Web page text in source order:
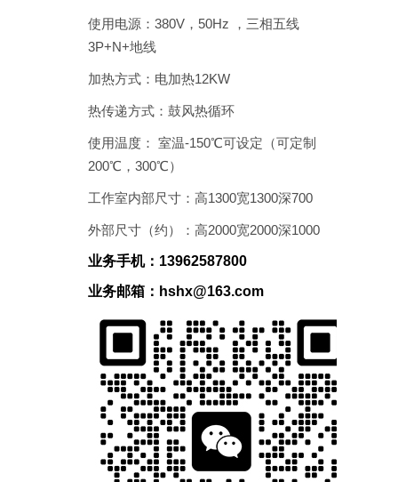
使用电源：380V，50Hz ，三相五线
3P+N+地线
加热方式：电加热12KW
热传递方式：鼓风热循环
使用温度： 室温-150℃可设定（可定制
200℃，300℃）
工作室内部尺寸：高1300宽1300深700
外部尺寸（约）：高2000宽2000深1000
业务手机：13962587800
业务邮箱：hshx@163.com